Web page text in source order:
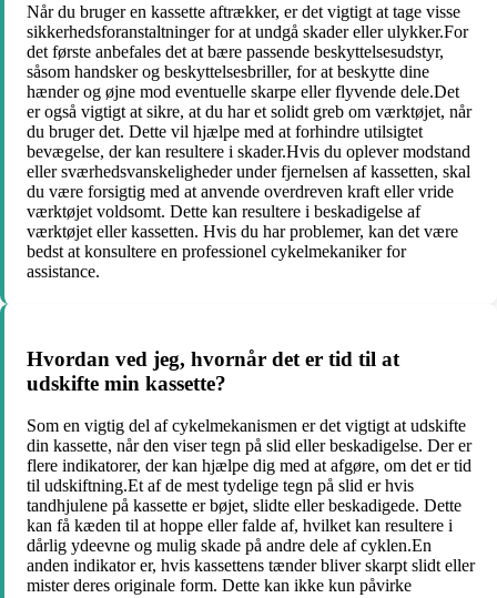
Når du bruger en kassette aftrækker, er det vigtigt at tage visse
sikkerhedsforanstaltninger for at undgå skader eller ulykker.For
det første anbefales det at bære passende beskyttelsesudstyr,
såsom handsker og beskyttelsesbriller, for at beskytte dine
hænder og øjne mod eventuelle skarpe eller flyvende dele.Det
er også vigtigt at sikre, at du har et solidt greb om værktøjet, når
du bruger det. Dette vil hjælpe med at forhindre utilsigtet
bevægelse, der kan resultere i skader.Hvis du oplever modstand
eller sværhedsvanskeligheder under fjernelsen af kassetten, skal
du være forsigtig med at anvende overdreven kraft eller vride
værktøjet voldsomt. Dette kan resultere i beskadigelse af
værktøjet eller kassetten. Hvis du har problemer, kan det være
bedst at konsultere en professionel cykelmekaniker for
assistance.
Hvordan ved jeg, hvornår det er tid til at
udskifte min kassette?
Som en vigtig del af cykelmekanismen er det vigtigt at udskifte
din kassette, når den viser tegn på slid eller beskadigelse. Der er
flere indikatorer, der kan hjælpe dig med at afgøre, om det er tid
til udskiftning.Et af de mest tydelige tegn på slid er hvis
tandhjulene på kassette er bøjet, slidte eller beskadigede. Dette
kan få kæden til at hoppe eller falde af, hvilket kan resultere i
dårlig ydeevne og mulig skade på andre dele af cyklen.En
anden indikator er, hvis kassettens tænder bliver skarpt slidt eller
mister deres originale form. Dette kan ikke kun påvirke